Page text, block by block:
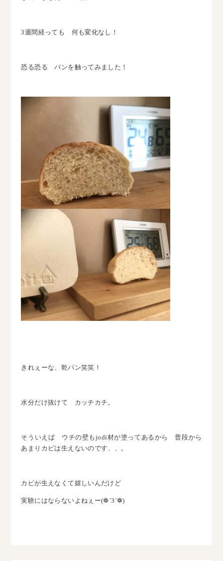
3週間経っても 何も変化なし！
恐る恐る パンを触ってみました！
きれぇーな、乾パン笑笑！
水分だけ抜けて カッチカチ。
そういえば ウチの壁もjodi材が塗ってあるから 普段から
あまりカビは生えないのです、、。
カビが生えなくて嬉しいんだけど
実験にはならないよねぇー(❁´3`❁)